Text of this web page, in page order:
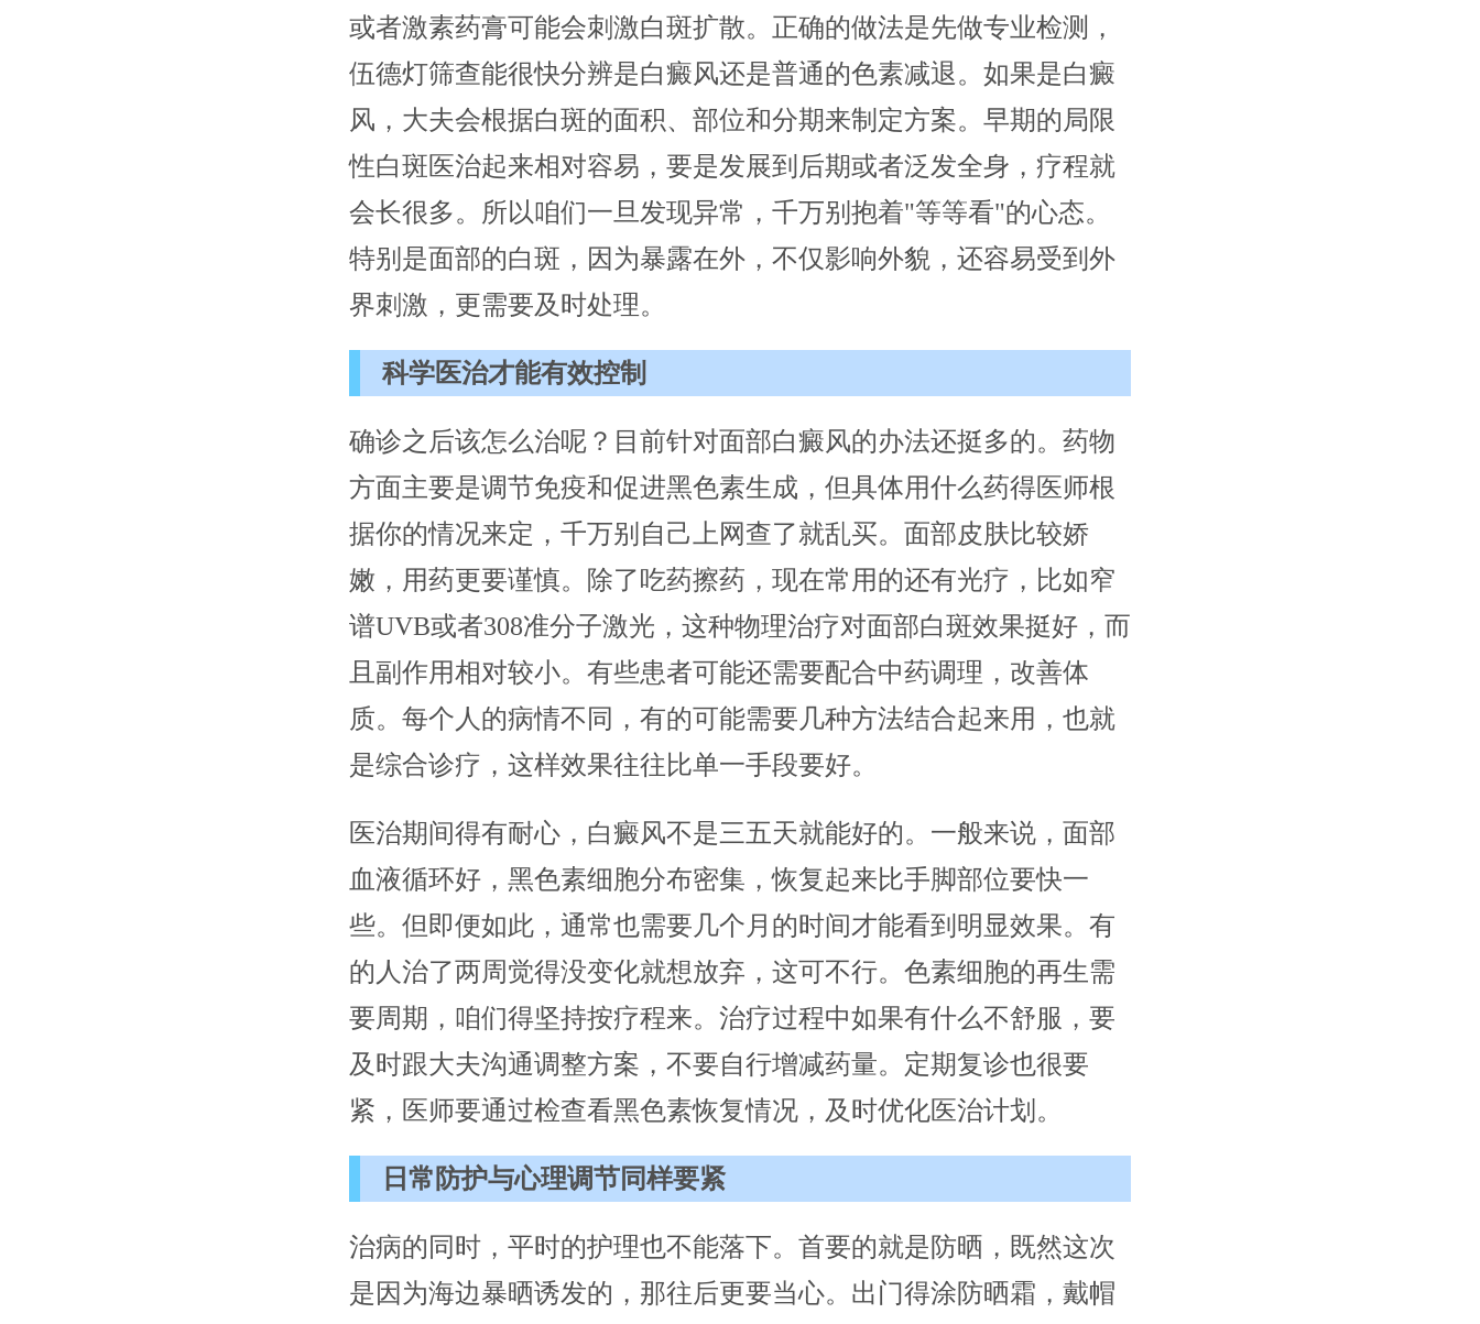
或者激素药膏可能会刺激白斑扩散。正确的做法是先做专业检测，
伍德灯筛查能很快分辨是白癜风还是普通的色素减退。如果是白癜
风，大夫会根据白斑的面积、部位和分期来制定方案。早期的局限
性白斑医治起来相对容易，要是发展到后期或者泛发全身，疗程就
会长很多。所以咱们一旦发现异常，千万别抱着"等等看"的心态。
特别是面部的白斑，因为暴露在外，不仅影响外貌，还容易受到外
界刺激，更需要及时处理。
科学医治才能有效控制
确诊之后该怎么治呢？目前针对面部白癜风的办法还挺多的。药物
方面主要是调节免疫和促进黑色素生成，但具体用什么药得医师根
据你的情况来定，千万别自己上网查了就乱买。面部皮肤比较娇
嫩，用药更要谨慎。除了吃药擦药，现在常用的还有光疗，比如窄
谱UVB或者308准分子激光，这种物理治疗对面部白斑效果挺好，而
且副作用相对较小。有些患者可能还需要配合中药调理，改善体
质。每个人的病情不同，有的可能需要几种方法结合起来用，也就
是综合诊疗，这样效果往往比单一手段要好。
医治期间得有耐心，白癜风不是三五天就能好的。一般来说，面部
血液循环好，黑色素细胞分布密集，恢复起来比手脚部位要快一
些。但即便如此，通常也需要几个月的时间才能看到明显效果。有
的人治了两周觉得没变化就想放弃，这可不行。色素细胞的再生需
要周期，咱们得坚持按疗程来。治疗过程中如果有什么不舒服，要
及时跟大夫沟通调整方案，不要自行增减药量。定期复诊也很要
紧，医师要通过检查看黑色素恢复情况，及时优化医治计划。
日常防护与心理调节同样要紧
治病的同时，平时的护理也不能落下。首要的就是防晒，既然这次
是因为海边暴晒诱发的，那往后更要当心。出门得涂防晒霜，戴帽